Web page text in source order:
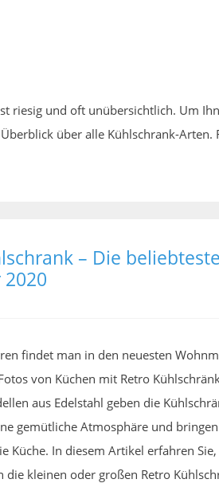
riesig und oft unübersichtlich. Um
über alle Kühlschrank-Arten.
– Die
findet man in den neuesten
von Küchen mit Retro
aus Edelstahl geben die
gemütliche Atmosphäre und
Küche. In diesem Artikel erfahren
die kleinen oder großen Retro